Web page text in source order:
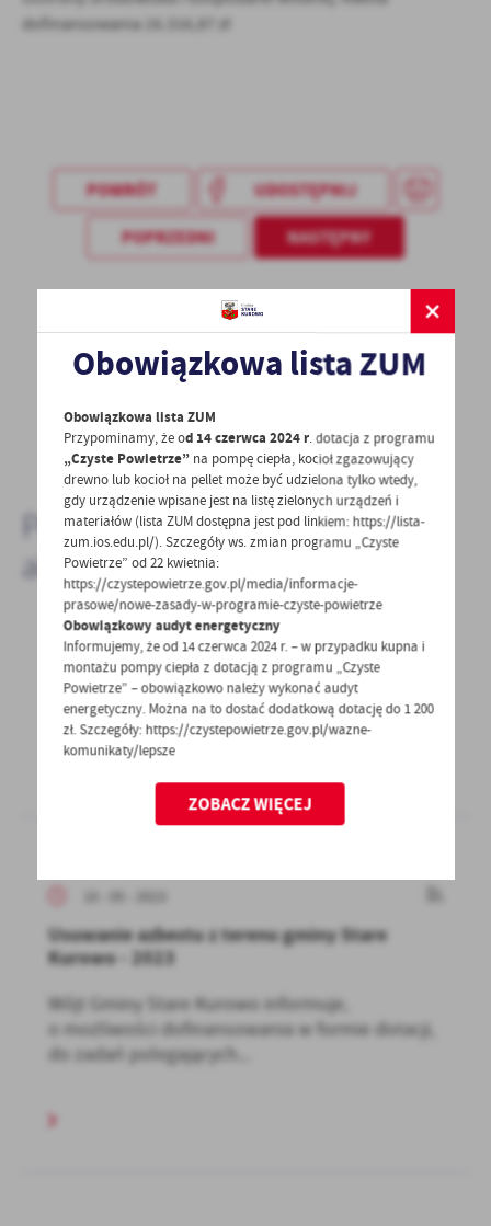
treści w postaci wiadomości, ofert, komunikatów mediów
dofinansowania 16.316,87 zł
POWRÓT UDOSTĘPNIJ
POPRZEDNI NASTĘPNY
Spodobała Ci się informacja? Zostaw nam swoją opinię
- to dla Ciebie staramy się być najlepsi, a Twoje zdanie
bardzo nam w tym pomoże!
DODAJ KOMENTARZ
Pozostałe
aktualności
11 - 05 - 2023
XXX Targi Rolnicze Glisno 2023
Usuwanie azbestu z terenu gminy Stare
Kurowo - 2023
Wójt Gminy Stare Kurowo informuje,
o możliwości dofinansowania w formie dotacji,
do zadań polegających...
Obowiązkowa lista ZUM
Obowiązkowa lista ZUM
Przypominamy, że od 14 czerwca 2024 r. dotacja z programu
„Czyste Powietrze” na pompę ciepła, kocioł zgazowujący
drewno lub kocioł na pellet może być udzielona tylko wtedy,
gdy urządzenie wpisane jest na listę zielonych urządzeń i
materiałów (lista ZUM dostępna jest pod linkiem: https://lista-
zum.ios.edu.pl/). Szczegóły ws. zmian programu „Czyste
Powietrze” od 22 kwietnia:
https://czystepowietrze.gov.pl/media/informacje-
prasowe/nowe-zasady-w-programie-czyste-powietrze
Obowiązkowy audyt energetyczny
Informujemy, że od 14 czerwca 2024 r. – w przypadku kupna i
montażu pompy ciepła z dotacją z programu „Czyste
Powietrze” – obowiązkowo należy wykonać audyt
energetyczny. Można na to dostać dodatkową dotację do 1 200
zł. Szczegóły: https://czystepowietrze.gov.pl/wazne-
komunikaty/lepsze
ZOBACZ WIĘCEJ